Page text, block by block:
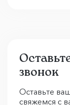
звонок
Оставьте
свяжемся с